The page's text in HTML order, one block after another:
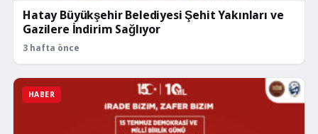
Hatay Büyükşehir Belediyesi Şehit Yakınları ve
Gazilere İndirim Sağlıyor
3 hafta önce
HABER